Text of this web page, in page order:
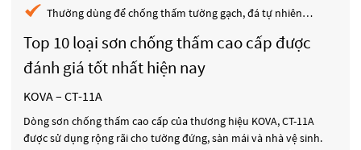
Thường dùng để chống thấm tường gạch, đá tự nhiên…
Top 10 loại sơn chống thấm cao cấp được
đánh giá tốt nhất hiện nay
KOVA – CT-11A
Dòng sơn chống thấm cao cấp của thương hiệu KOVA, CT-11A
được sử dụng rộng rãi cho tường đứng, sàn mái và nhà vệ sinh.